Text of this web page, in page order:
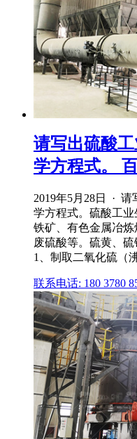
请写出硫酸
学方程式。
2019年5月28日 ·
学方程式。硫酸工
铁矿、有色金属冶
废硫酸等。硫黄、硫
1、制取二氧化硫（
联系电话: 180 3780